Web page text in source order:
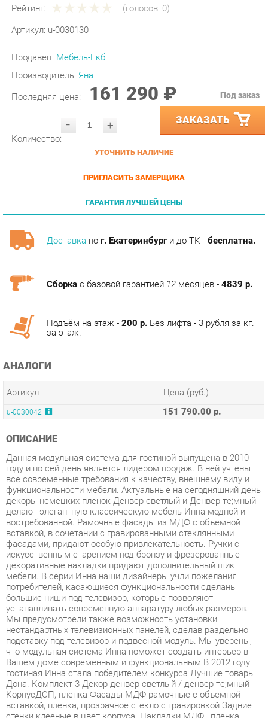
Артикул: u-0030130
Производитель:Яна
Последняя цена: 161 290 ₽
- ЗАКАЗАТЬ
УТОЧНИТЬ НАЛИЧИЕ
ПРИГЛАСИТЬ ЗАМЕРЩИКА
ГАРАНТИЯ ЛУЧШЕЙ ЦЕНЫ
Доставкапог. Екатеринбурги до ТК -бесплатна.
АНАЛОГИ
Артикул
u-0030042 151 790.00 р.
ОПИСАНИЕ
году и по сей день является лидером продаж. В ней учтены
функциональности мебели. Актуальные на сегодняшний день
декоры немецких пленок Денвер светлый и Денвер тe;мный
делают элегантную классическую мебель Инна модной и
востребованной. Рамочные фасады из МДФ с объемной
вставкой, в сочетании с гравированными стеклянными
фасадами, придают особую привлекательность. Ручки с
искусственным старением под бронзу и фрезерованные
декоративные накладки придают дополнительный шик
мебели. В серии Инна наши дизайнеры учли пожелания
потребителей, касающиеся функциональности сделаны
большие ниши под телевизор, которые позволяют
устанавливать современную аппаратуру любых размеров.
Мы предусмотрели также возможность установки
нестандартных телевизионных панелей, сделав раздельно
подставку под телевизор и подвесной модуль. Мы уверены,
что модульная система Инна поможет создать интерьер в
Вашем доме современным и функциональным В 2012 году
гостиная Инна стала победителем конкурса Лучшие товары
Дона. Комплект 3 Декор денвер светлый / денвер тe;мный
КорпусДСП, пленка Фасады МДФ рамочные с объемной
вставкой, пленка, прозрачное стекло с гравировкой Задние
стенки клееные в цвет корпуса. Накладки МДФ , пленка
Способ обработки торцов кромка ПВХ, софтформинг
Фурнитура ручки с искусственным старением под бронзу пр-
во Турция, петли, направляющие роликовые пр-во Россия
Размеры 4728х2248х468 Размер ниши под ТВ 1120х960